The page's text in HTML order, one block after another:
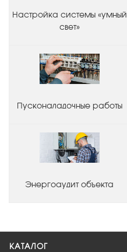
Настройка системы «умный
свет»
Пусконаладочные работы
Энергоаудит объекта
КАТАЛОГ